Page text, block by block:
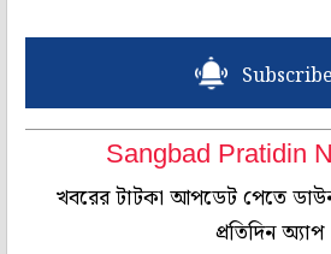
Subscribe
Sangbad Pratidin
খবরের টাটকা আপডেট পেতে
প্রতিদিন অ্যাপ